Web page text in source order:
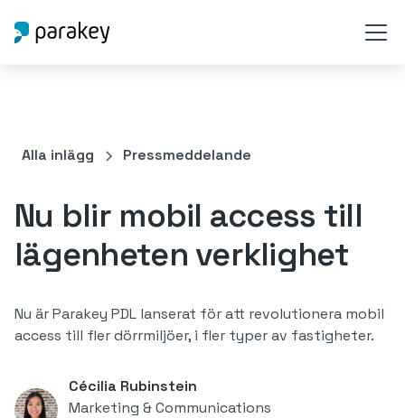
Alla inlägg Pressmeddelande
Nu blir mobil access till
lägenheten verklighet
Nu är Parakey PDL lanserat för att revolutionera mobil
access till fler dörrmiljöer, i fler typer av fastigheter.
Cécilia Rubinstein
Marketing & Communications